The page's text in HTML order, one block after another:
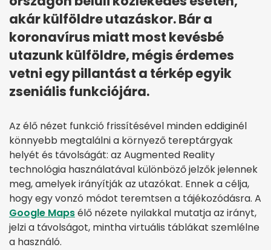
akár külföldre utazáskor. Bár a
koronavírus miatt most kevésbé
utazunk külföldre, mégis érdemes
vetni egy pillantást a térkép egyik
zseniális funkciójára.
Az élő nézet funkció frissítésével minden eddiginél
könnyebb megtalálni a környező tereptárgyak
helyét és távolságát: az Augmented Reality
technológia használatával különböző jelzők jelennek
meg, amelyek irányítják az utazókat. Ennek a célja,
hogy egy vonzó módot teremtsen a tájékozódásra. A
Google Mapsélő nézete nyilakkal mutatja az irányt,
jelzi a távolságot, mintha virtuális táblákat szemlélne
a használó.